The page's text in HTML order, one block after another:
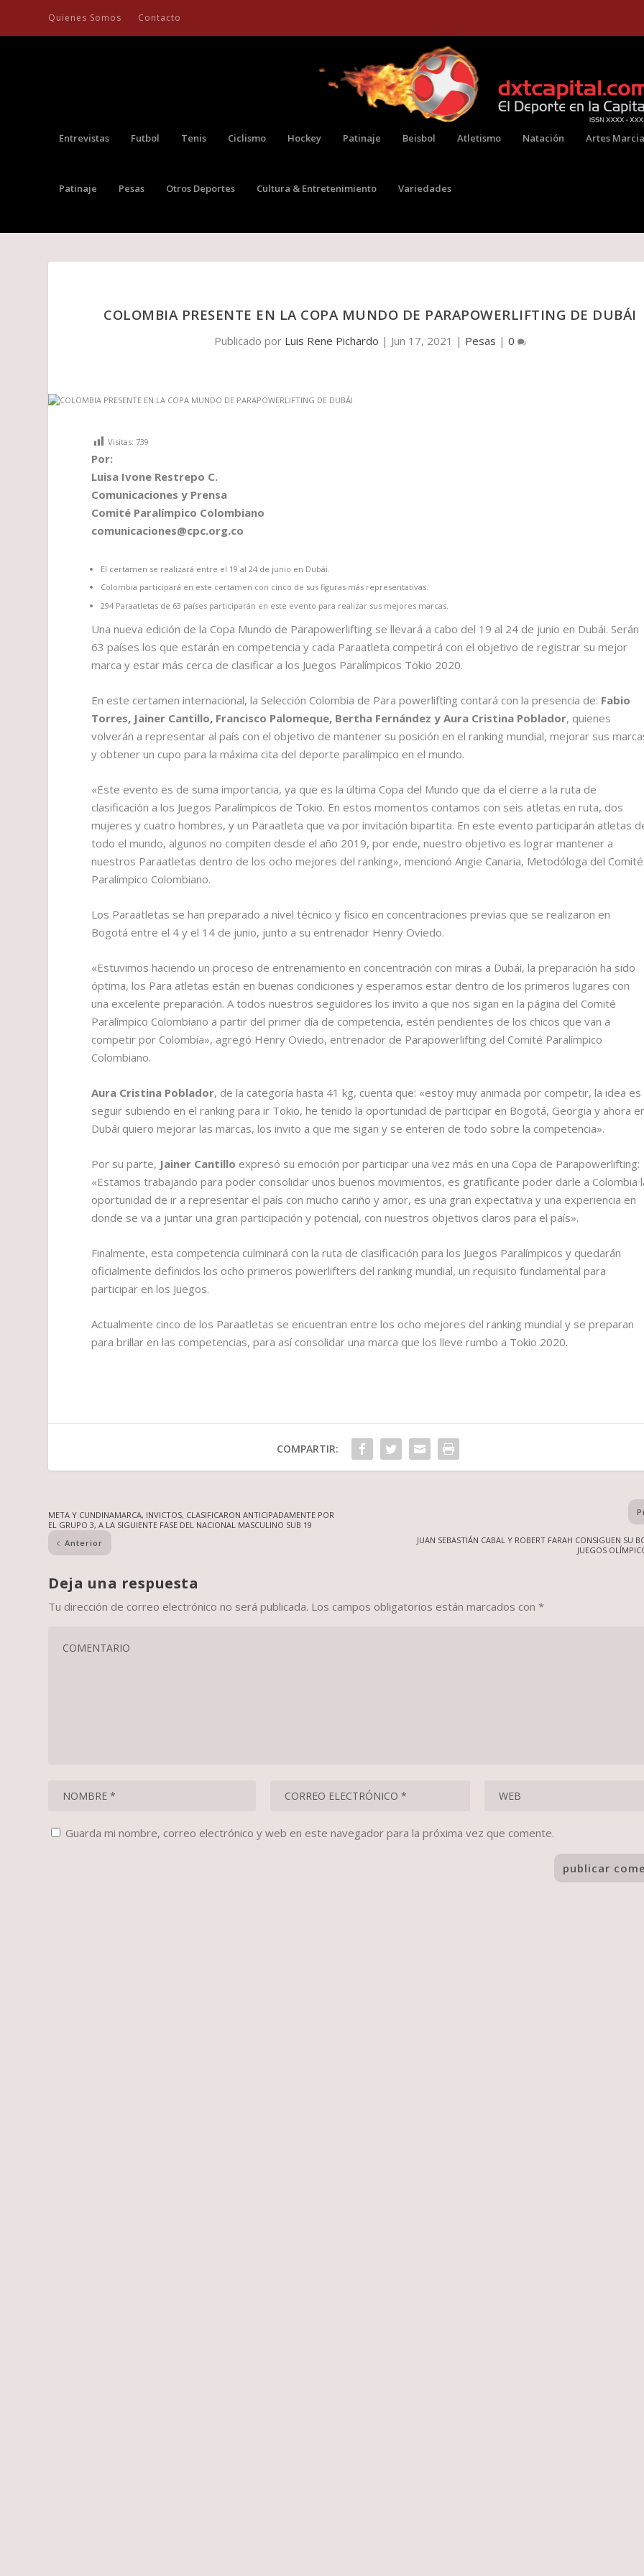
Quienes Somos Contacto
Entrevistas Futbol Tenis Ciclismo Hockey Patinaje Beisbol Atletismo Natación Artes
Patinaje Pesas Otros Deportes Cultura & Entretenimiento Variedades
COLOMBIA PRESENTE EN LA COPA MUNDO DE PARAPOWERLIFTING DE DUBÁI
Publicado por Luis Rene Pichardo | Jun 17, 2021 | Pesas | 0
Visitas: 739
Por:
Luisa Ivone Restrepo C.
Comunicaciones y Prensa
Comité Paralímpico Colombiano
comunicaciones@cpc.org.co
El certamen se realizará entre el 19 al 24 de junio en Dubái.
Colombia participará en este certamen con cinco de sus figuras más representativas.
294 Paraatletas de 63 países participarán en este evento para realizar sus mejores marcas.
Una nueva edición de la Copa Mundo de Parapowerlifting se llevará a cabo del 19 al 24 de junio en Dubái. Serán
63 países los que estarán en competencia y cada Paraatleta competirá con el objetivo de registrar su mejor
marca y estar más cerca de clasificar a los Juegos Paralímpicos Tokio 2020.
En este certamen internacional, la Selección Colombia de Para powerlifting contará con la presencia de: Fabio
Torres, Jainer Cantillo, Francisco Palomeque, Bertha Fernández y Aura Cristina Poblador, quienes
volverán a representar al país con el objetivo de mantener su posición en el ranking mundial, mejorar sus
y obtener un cupo para la máxima cita del deporte paralímpico en el mundo.
«Este evento es de suma importancia, ya que es la última Copa del Mundo que da el cierre a la ruta de
clasificación a los Juegos Paralímpicos de Tokio. En estos momentos contamos con seis atletas en ruta, dos
mujeres y cuatro hombres, y un Paraatleta que va por invitación bipartita. En este evento participarán atletas
todo el mundo, algunos no compiten desde el año 2019, por ende, nuestro objetivo es lograr mantener a
nuestros Paraatletas dentro de los ocho mejores del ranking», mencionó Angie Canaria, Metodóloga del Comité
Paralímpico Colombiano.
Los Paraatletas se han preparado a nivel técnico y físico en concentraciones previas que se realizaron en
Bogotá entre el 4 y el 14 de junio, junto a su entrenador Henry Oviedo.
«Estuvimos haciendo un proceso de entrenamiento en concentración con miras a Dubái, la preparación ha sido
óptima, los Para atletas están en buenas condiciones y esperamos estar dentro de los primeros lugares con
una excelente preparación. A todos nuestros seguidores los invito a que nos sigan en la página del Comité
Paralímpico Colombiano a partir del primer día de competencia, estén pendientes de los chicos que van a
competir por Colombia», agregó Henry Oviedo, entrenador de Parapowerlifting del Comité Paralímpico
Colombiano.
Aura Cristina Poblador, de la categoría hasta 41 kg, cuenta que: «estoy muy animada por competir, la idea es
seguir subiendo en el ranking para ir Tokio, he tenido la oportunidad de participar en Bogotá, Georgia y ahora
Dubái quiero mejorar las marcas, los invito a que me sigan y se enteren de todo sobre la competencia».
Por su parte, Jainer Cantillo expresó su emoción por participar una vez más en una Copa de Parapowerlifting:
«Estamos trabajando para poder consolidar unos buenos movimientos, es gratificante poder darle a Colombia
oportunidad de ir a representar el país con mucho cariño y amor, es una gran expectativa y una experiencia en
donde se va a juntar una gran participación y potencial, con nuestros objetivos claros para el país».
Finalmente, esta competencia culminará con la ruta de clasificación para los Juegos Paralímpicos y quedarán
oficialmente definidos los ocho primeros powerlifters del ranking mundial, un requisito fundamental para
participar en los Juegos.
Actualmente cinco de los Paraatletas se encuentran entre los ocho mejores del ranking mundial y se preparan
para brillar en las competencias, para así consolidar una marca que los lleve rumbo a Tokio 2020.
COMPARTIR:
META Y CUNDINAMARCA, INVICTOS, CLASIFICARON ANTICIPADAMENTE POR
EL GRUPO 3, A LA SIGUIENTE FASE DEL NACIONAL MASCULINO SUB 19
Anterior
JUAN SEBASTIÁN CABAL Y ROBERT FARAH CONSIGUEN SU
JUEGOS
Deja una respuesta
Tu dirección de correo electrónico no será publicada. Los campos obligatorios están marcados con*
Guarda mi nombre, correo electrónico y web en este navegador para la próxima vez que comente.